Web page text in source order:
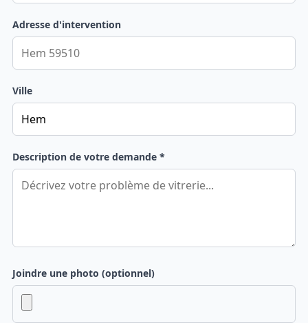
Adresse d'intervention
Ville
Description de votre demande *
Joindre une photo (optionnel)